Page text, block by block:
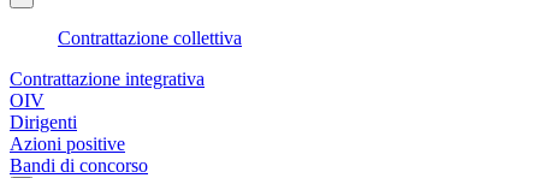
Contrattazione collettiva
Contrattazione integrativa
OIV
Dirigenti
Azioni positive
Bandi di concorso